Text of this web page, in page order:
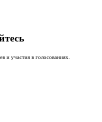
и участия в голосованиях.